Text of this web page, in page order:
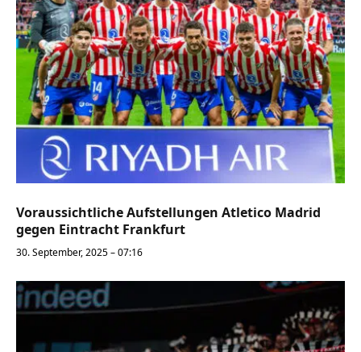
Voraussichtliche Aufstellungen Atletico Madrid
gegen Eintracht Frankfurt
30. September, 2025 – 07:16